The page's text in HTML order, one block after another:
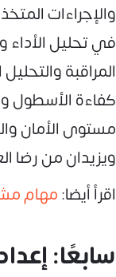
والإجراءات
في تحليل الأداء
المراقبة
كفاءة الأسطول
مستوى الأمان
ويزيدان من رضا
اقرأ أيضا:مهام
سابعًا: